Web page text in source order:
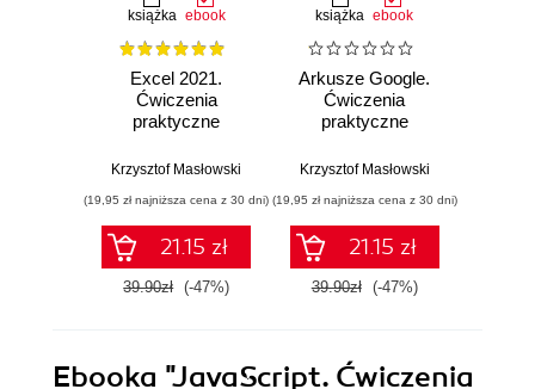
książka ebook
Excel 2021.
Ćwiczenia
praktyczne
Krzysztof Masłowski
(19,95 zł najniższa cena z 30 dni)
21.15 zł
39.90zł (-47%)
książka ebook
Arkusze Google.
Ćwiczenia
praktyczne
Krzysztof Masłowski
(19,95 zł najniższa cena z 30 dni)
21.15 zł
39.90zł (-47%)
Ebooka "JavaScript. Ćwiczenia